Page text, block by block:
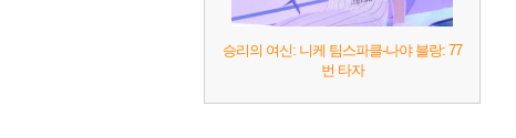
승리의 여신: 니케 팀스파클-나야 블랑: 77
번 타자